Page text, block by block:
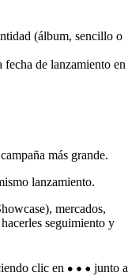
(álbum, sencillo o
fecha de lanzamiento en
más grande.
lanzamiento.
mercados,
seguimiento y
clic en
junto a